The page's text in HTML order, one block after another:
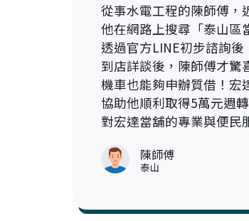
從事水電工程的陳師傅，
他在網路上搜尋「泰山區
透過官方LINE初步諮詢
到店詳談後，陳師傅才驚
機車也能夠申辦質借！宏
協助他順利取得5萬元週
對宏達當舖的專業與便民
陳師傅
泰山